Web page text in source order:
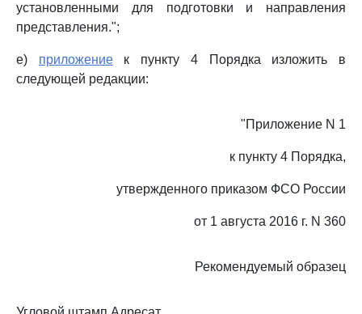
установленными для подготовки и направления
представления.";
е) приложениек пункту 4 Порядка изложить в
следующей редакции:
"Приложение N 1
к пункту 4 Порядка,
утвержденного приказом ФСО России
от 1 августа 2016 г. N 360
Рекомендуемый образец